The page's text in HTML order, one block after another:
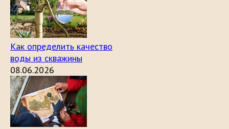
Как определить качество
воды из скважины
08.06.2026